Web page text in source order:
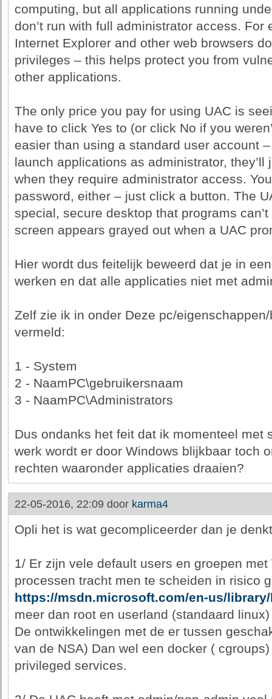
computing, but all applications running
don’t run with full administrator access. For
Internet Explorer and other web browsers
privileges – this helps protect you from
other applications.
The only price you pay for using UAC is
have to click Yes to (or click No if you
easier than using a standard user account
launch applications as administrator, they’ll
when they require administrator access.
password, either – just click a button. The
special, secure desktop that programs
screen appears grayed out when a UAC
Hier wordt dus feitelijk beweerd dat je in
werken en dat alle applicaties niet met
Zelf zie ik in onder Deze pc/
vermeld:
1 - System
2 - NaamPC\gebruikersnaam
3 - NaamPC\Administrators
Dus ondanks het feit dat ik momenteel met
werk wordt er door Windows blijkbaar toch
rechten waaronder applicaties draaien?
22-05-2016, 22:09 door karma4
Opli het is wat gecompliceerder dan je
1/ Er zijn vele default users en groepen
processen tracht men te scheiden in risico
https://msdn.microsoft.com/en-us/library/
meer dan root en userland (standaard linux)
De ontwikkelingen met de er tussen
van de NSA) Dan wel een docker (
privileged services.